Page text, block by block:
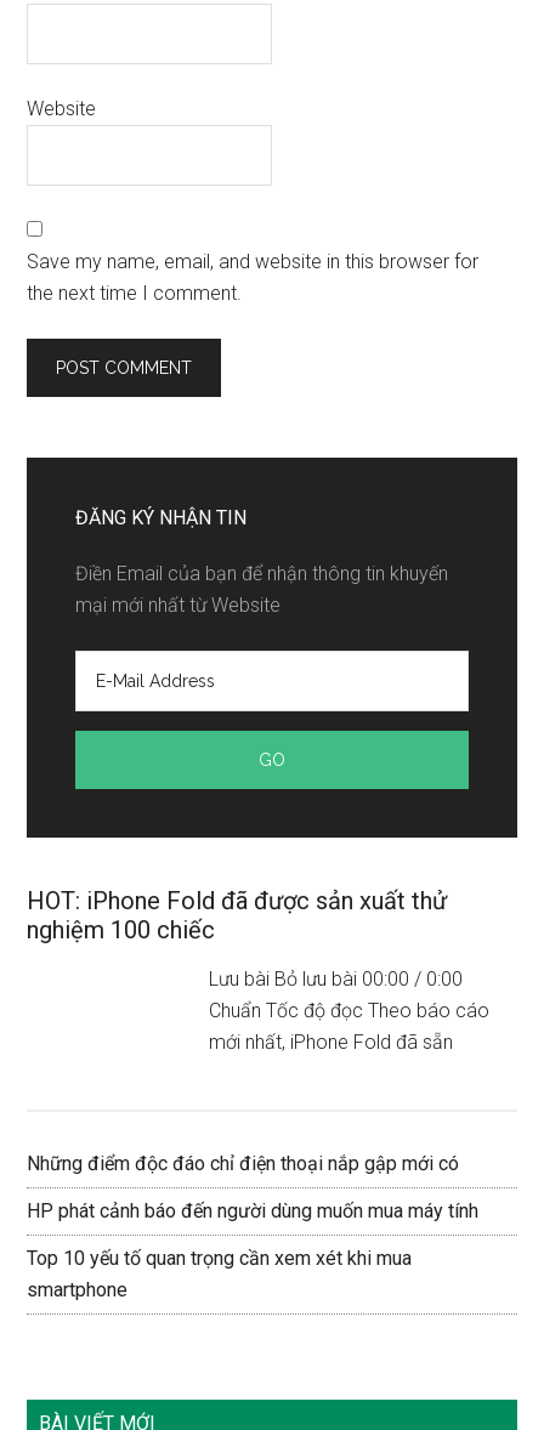
Website
Save my name, email, and website in this browser for
the next time I comment.
ĐĂNG KÝ NHẬN TIN
Điền Email của bạn để nhận thông tin khuyến
mại mới nhất từ Website
HOT: iPhone Fold đã được sản xuất thử
nghiệm 100 chiếc
Lưu bài Bỏ lưu bài 00:00 / 0:00
Chuẩn Tốc độ đọc Theo báo cáo
mới nhất, iPhone Fold đã sẵn
Những điểm độc đáo chỉ điện thoại nắp gập mới có
HP phát cảnh báo đến người dùng muốn mua máy tính
Top 10 yếu tố quan trọng cần xem xét khi mua
smartphone
BÀI VIẾT MỚI